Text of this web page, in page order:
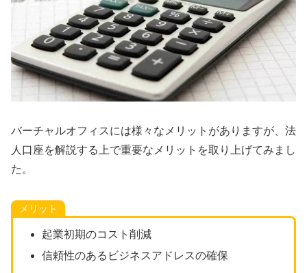
バーチャルオフィスには様々なメリットがありますが、法
人口座を解説する上で重要なメリットを取り上げてみまし
た。
メリット
起業初期のコスト削減
信頼性のあるビジネスアドレスの確保